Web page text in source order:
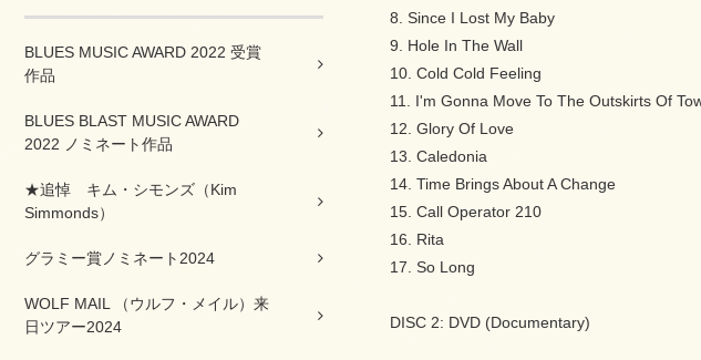
BLUES MUSIC AWARD 2022 受賞
作品
BLUES BLAST MUSIC AWARD
2022 ノミネート作品
★追悼 キム・シモンズ（Kim
Simmonds）
グラミー賞ノミネート2024
WOLF MAIL （ウルフ・メイル）来
日ツアー2024
8. Since I Lost My Baby
9. Hole In The Wall
10. Cold Cold Feeling
11. I'm Gonna Move To The Outskirts Of
12. Glory Of Love
13. Caledonia
14. Time Brings About A Change
15. Call Operator 210
16. Rita
17. So Long
DISC 2: DVD (Documentary)